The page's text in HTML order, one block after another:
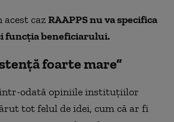
cazRAAPPS nu va specifica
funcția beneficiarului.
foarte mare”
odată opiniile instituțiilor
tot felul de idei, cum că ar fi